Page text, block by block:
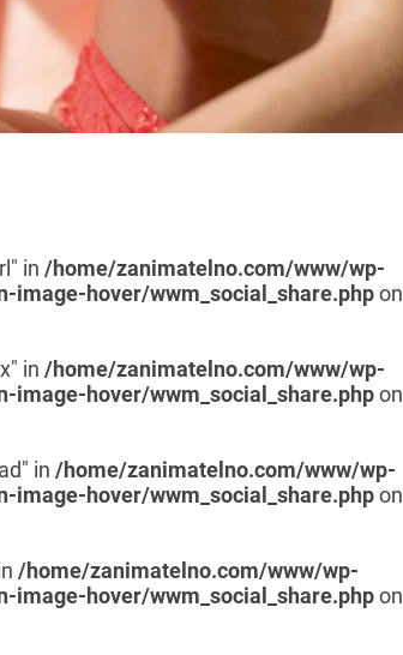
in /home/zanimatelno.com/www/wp-
hover/wwm_social_share.phpon
in /home/zanimatelno.com/www/wp-
hover/wwm_social_share.phpon
in /home/zanimatelno.com/www/wp-
hover/wwm_social_share.phpon
/home/zanimatelno.com/www/wp-
hover/wwm_social_share.phpon